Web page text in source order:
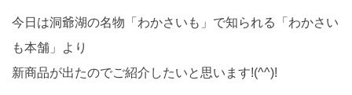
今日は洞爺湖の名物「わかさいも」で知られる「わかさい
も本舗」より
新商品が出たのでご紹介したいと思います!(^^)!